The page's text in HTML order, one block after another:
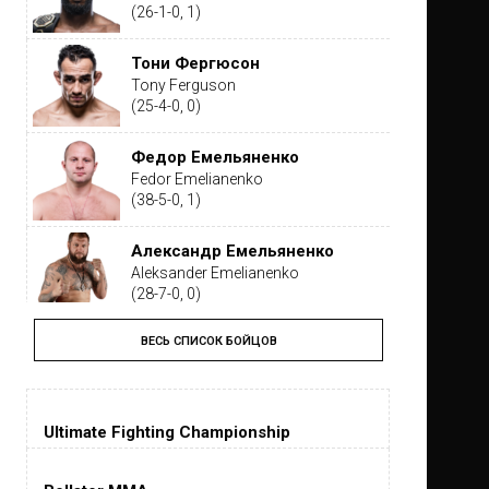
(26-1-0, 1)
Тони Фергюсон
Tony Ferguson
(25-4-0, 0)
Федор Емельяненко
Fedor Emelianenko
(38-5-0, 1)
Александр Емельяненко
Aleksander Emelianenko
(28-7-0, 0)
Тайрон Вудли
Tyron Woodley
(19-5-1, 0)
Дастин Порье
(26-6-0, 1)
ВЕСЬ СПИСОК БОЙЦОВ
Ultimate Fighting Championship